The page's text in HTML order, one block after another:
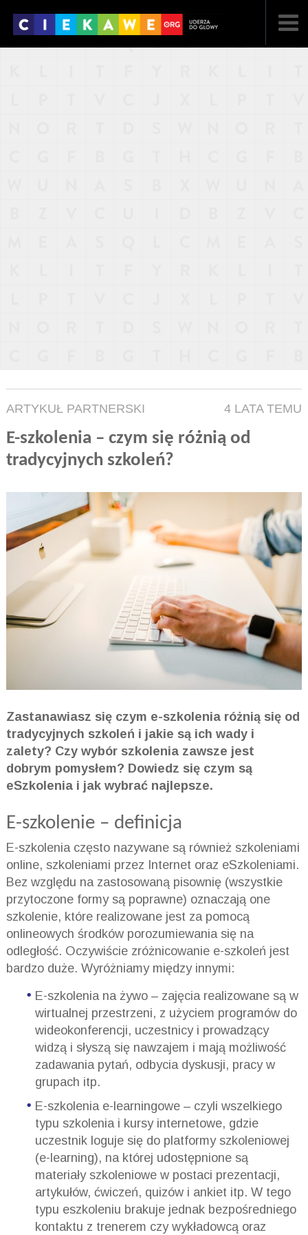
ARTYKUŁ PARTNERSKI 4 LATA TEMU
E-szkolenia – czym się różnią od
tradycyjnych szkoleń?
Zastanawiasz się czym e-szkolenia różnią się od
tradycyjnych szkoleń i jakie są ich wady i
zalety? Czy wybór szkolenia zawsze jest
dobrym pomysłem? Dowiedz się czym są
eSzkolenia i jak wybrać najlepsze.
E-szkolenie – definicja
E-szkolenia często nazywane są również szkoleniami
online, szkoleniami przez Internet oraz eSzkoleniami.
Bez względu na zastosowaną pisownię (wszystkie
przytoczone formy są poprawne) oznaczają one
szkolenie, które realizowane jest za pomocą
onlineowych środków porozumiewania się na
odległość. Oczywiście zróżnicowanie e-szkoleń jest
bardzo duże. Wyróżniamy między innymi:
E-szkolenia na żywo – zajęcia realizowane są w
wirtualnej przestrzeni, z użyciem programów do
wideokonferencji, uczestnicy i prowadzący
widzą i słyszą się nawzajem i mają możliwość
zadawania pytań, odbycia dyskusji, pracy w
grupach itp.
E-szkolenia e-learningowe – czyli wszelkiego
typu szkolenia i kursy internetowe, gdzie
uczestnik loguje się do platformy szkoleniowej
(e-learning), na której udostępnione są
materiały szkoleniowe w postaci prezentacji,
artykułów, ćwiczeń, quizów i ankiet itp. W tego
typu eszkoleniu brakuje jednak bezpośredniego
kontaktu z trenerem czy wykładowcą oraz